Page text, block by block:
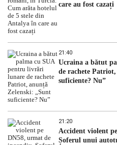
care au fost cazați
21:40
Ucraina a bătut
de rachete
suficiente? Nu”
21:20
Accident violent
Șoferul unui